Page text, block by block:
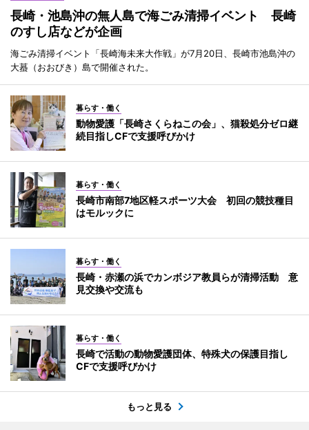
長崎・池島沖の無人島で海ごみ清掃イベント 長崎
のすし店などが企画
海ごみ清掃イベント「長崎海未来大作戦」が7月20日、長崎市池島沖の
大蟇（おおびき）島で開催された。
暮らす・働く
動物愛護「長崎さくらねこの会」、猫殺処分ゼロ継
続目指しCFで支援呼びかけ
暮らす・働く
長崎市南部7地区軽スポーツ大会 初回の競技種目
はモルックに
暮らす・働く
長崎・赤瀬の浜でカンボジア教員らが清掃活動 意
見交換や交流も
暮らす・働く
長崎で活動の動物愛護団体、特殊犬の保護目指し
CFで支援呼びかけ
もっと見る